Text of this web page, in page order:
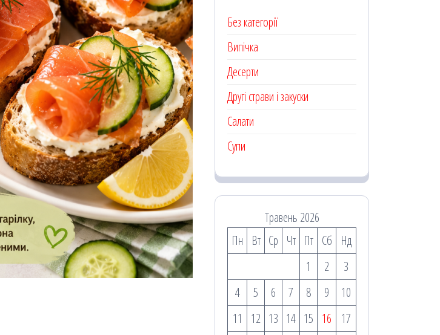
Без категорії
Випічка
Десерти
Другі страви і закуски
Салати
Супи
Травень 2026
Пн
Вт Ср Чт Пт Сб
Нд
1
2
3
4
5 6 7 8 9
10
11
12 13 14 15 16
17